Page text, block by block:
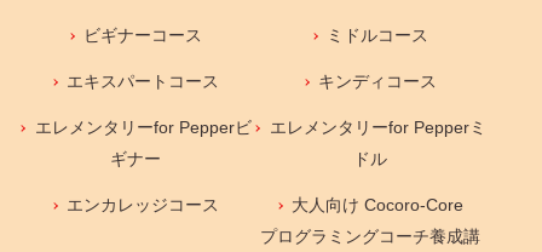
ビギナーコース ミドルコース
エキスパートコース キンディコース
エレメンタリーfor Pepperビ
ギナー
エレメンタリーfor Pepperミ
ドル
エンカレッジコース
大人向け Cocoro-Core
プログラミングコーチ養成講